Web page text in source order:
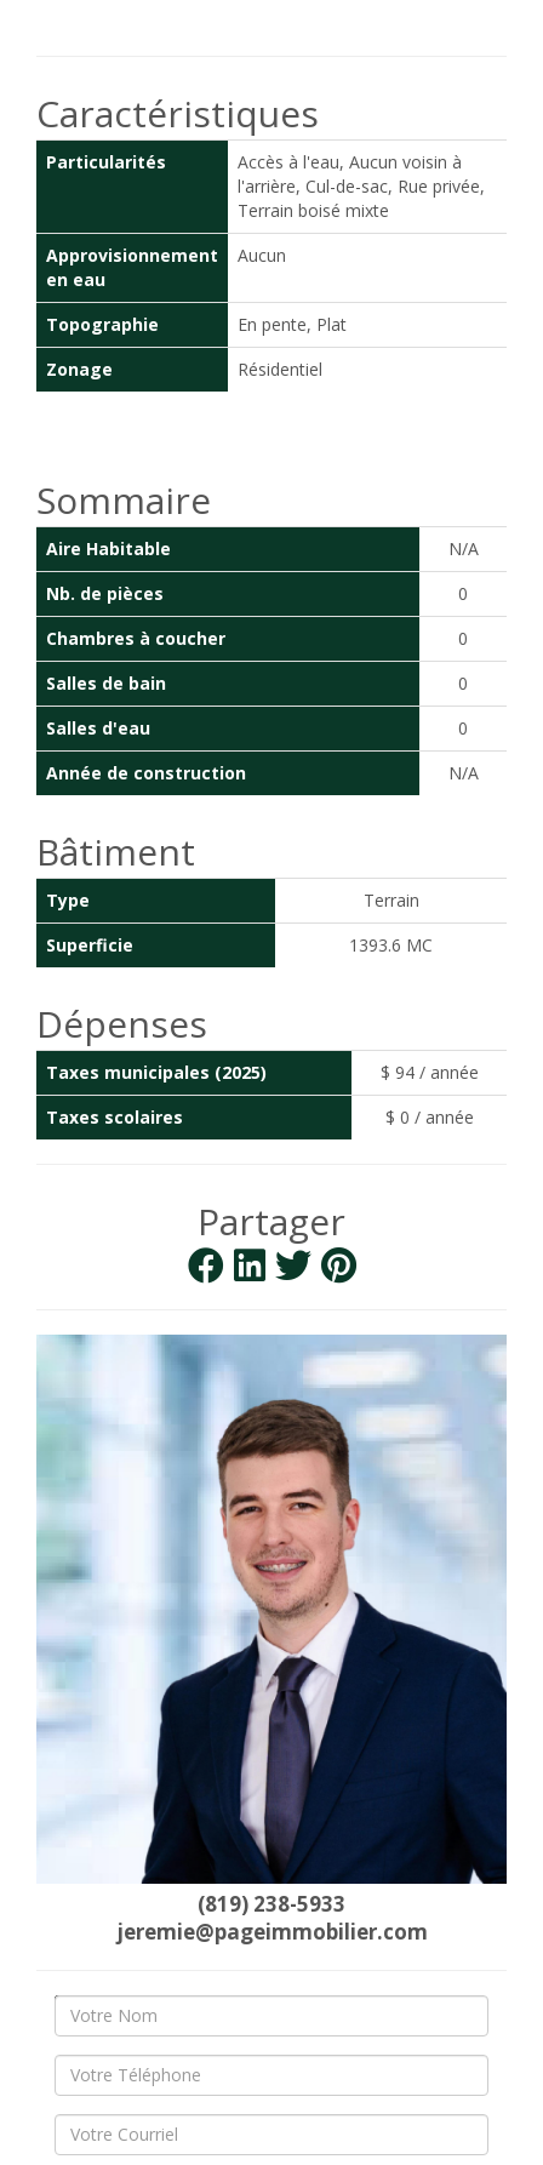
Caractéristiques
Particularités
Accès à l'eau, Aucun voisin à
l'arrière, Cul-de-sac, Rue privée,
Terrain boisé mixte
Approvisionnement
en eau
Aucun
Topographie
En pente, Plat
Zonage
Résidentiel
Sommaire
Aire Habitable
N/A
Nb. de pièces
0
Chambres à coucher
0
Salles de bain
0
Salles d'eau
0
Année de construction
N/A
Bâtiment
Type
Terrain
Superficie
1393.6 MC
Dépenses
Taxes municipales (2025)
$ 94 / année
Taxes scolaires
$ 0 / année
Partager
(819) 238-5933
jeremie@pageimmobilier.com